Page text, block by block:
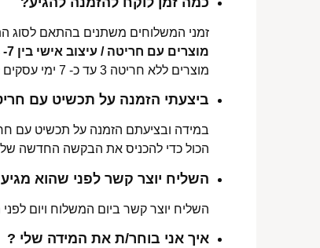
זמני המשלוחים משתנים בהתאם לסוג
מוצרים עם חריטה / עיצוב אישי בין 7- 14 ימי עסקים לכל הארץ.
מוצרים ללא חריטה 3 עד כ- 7 ימי עסקים לכל הארץ.
ביצעתי הזמנה על תכשיט עם
במידה ובציעתם הזמנה על תכשיט עם
הכול כדי להכניס את הבקשה החדשה
השליח יוצר קשר לפני שהוא
השליח יוצר קשר ביום המשלוח ויום
איך אני בוחר/ת את המידה שלי ?